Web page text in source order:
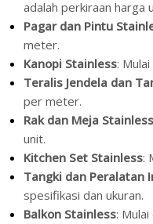
adalah perkiraan harga
Pagar dan Pintu
meter.
Kanopi Stainless:
Teralis Jendela dan
per meter.
Rak dan Meja Stainless
unit.
Kitchen Set Stainless:
Tangki dan Peralatan
spesifikasi dan ukuran.
Balkon Stainless: